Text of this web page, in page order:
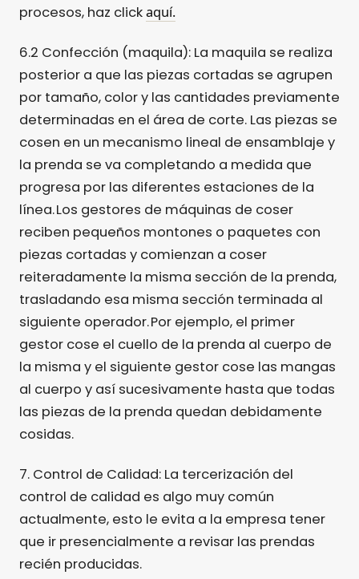
procesos, haz clickaquí.
6.2 Confección (maquila): La maquila se realiza
posterior a que las piezas cortadas se agrupen
por tamaño, color y las cantidades previamente
determinadas en el área de corte. Las piezas se
cosen en un mecanismo lineal de ensamblaje y
la prenda se va completando a medida que
progresa por las diferentes estaciones de la
línea. Los gestores de máquinas de coser
reciben pequeños montones o paquetes con
piezas cortadas y comienzan a coser
reiteradamente la misma sección de la prenda,
trasladando esa misma sección terminada al
siguiente operador. Por ejemplo, el primer
gestor cose el cuello de la prenda al cuerpo de
la misma y el siguiente gestor cose las mangas
al cuerpo y así sucesivamente hasta que todas
las piezas de la prenda quedan debidamente
cosidas.
7. Control de Calidad: La tercerización del
control de calidad es algo muy común
actualmente, esto le evita a la empresa tener
que ir presencialmente a revisar las prendas
recién producidas.